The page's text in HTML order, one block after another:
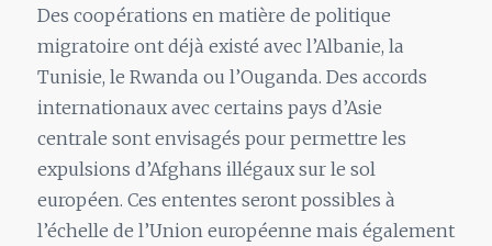
Des coopérations en matière de politique
migratoire ont déjà existé avec l’Albanie, la
Tunisie, le Rwanda ou l’Ouganda. Des accords
internationaux avec certains pays d’Asie
centrale sont envisagés pour permettre les
expulsions d’Afghans illégaux sur le sol
européen. Ces ententes seront possibles à
l’échelle de l’Union européenne mais également